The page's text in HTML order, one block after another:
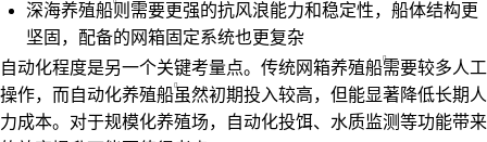
深海养殖船则需要更强的抗风浪能力和稳定性，船体结构更
坚固，配备的网箱固定系统也更复杂
自动化程度是另一个关键考量点。传统网箱养殖船需要较多人工
操作，而自动化养殖船虽然初期投入较高，但能显著降低长期人
力成本。对于规模化养殖场，自动化投饵、水质监测等功能带来